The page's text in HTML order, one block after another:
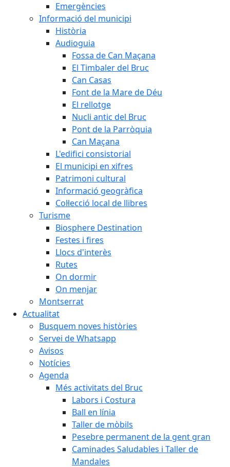
Emergències
Informació del municipi
Història
Audioguia
Fossa de Can Maçana
El Timbaler del Bruc
Can Casas
Font de la Mare de Déu
El rellotge
Nucli antic del Bruc
Pont de la Parròquia
Can Maçana
L'edifici consistorial
El municipi en xifres
Patrimoni cultural
Informació geogràfica
Col·lecció local de llibres
Turisme
Biosphere Destination
Festes i fires
Llocs d'interès
Rutes
On dormir
On menjar
Montserrat
Actualitat
Busquem noves històries
Servei de Whatsapp
Avisos
Notícies
Agenda
Més activitats del Bruc
Labors i Costura
Ball en línia
Taller de mòbils
Pesebre permanent de la gent gran
Caminades Saludables i Taller de
Mandales